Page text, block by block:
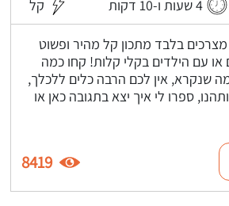
4 שעות ו-10 דקות קל
כדורי לוטוס פרווה 3 מצרכים בלבד מתכון קל מהיר ופשוט
או עם הילדים בקלי קלות! קחו כמה
שנקרא, אין לכם הרבה כלים ללכלך,
ספרו לי איך יצא בתגובה כאן או
8419